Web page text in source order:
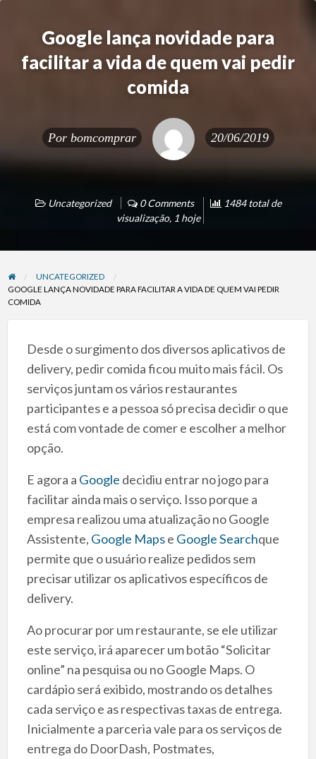
Google lança novidade para
facilitar a vida de quem vai pedir
comida
Por bomcomprar 20/06/2019
Uncategorized 0 Comments
1484 total de
visualização, 1 hoje
UNCATEGORIZED
GOOGLE LANÇA NOVIDADE PARA FACILITAR A VIDA DE QUEM VAI PEDIR
COMIDA
Desde o surgimento dos diversos aplicativos de
delivery, pedir comida ficou muito mais fácil. Os
serviços juntam os vários restaurantes
participantes e a pessoa só precisa decidir o que
está com vontade de comer e escolher a melhor
opção.
E agora a Google decidiu entrar no jogo para
facilitar ainda mais o serviço. Isso porque a
empresa realizou uma atualização no Google
Assistente, Google Mapse Google Searchque
permite que o usuário realize pedidos sem
precisar utilizar os aplicativos específicos de
delivery.
Ao procurar por um restaurante, se ele utilizar
este serviço, irá aparecer um botão “Solicitar
online” na pesquisa ou no Google Maps. O
cardápio será exibido, mostrando os detalhes
cada serviço e as respectivas taxas de entrega.
Inicialmente a parceria vale para os serviços de
entrega do DoorDash, Postmates,